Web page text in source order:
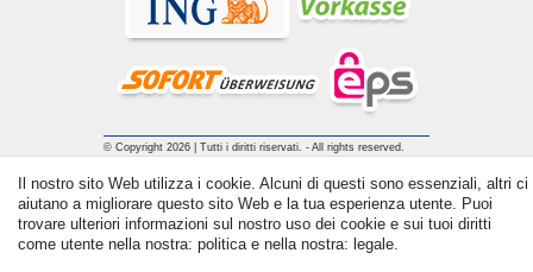
© Copyright 2026 | Tutti i diritti riservati. - All rights reserved.
Applies to deliveries to the UK!
Il nostro sito Web utilizza i cookie. Alcuni di questi sono essenziali, altri ci
aiutano a migliorare questo sito Web e la tua esperienza utente. Puoi
trovare ulteriori informazioni sul nostro uso dei cookie e sui tuoi diritti
come utente nella nostra: politica e nella nostra: legale.
Withdraw from contract here Contatto